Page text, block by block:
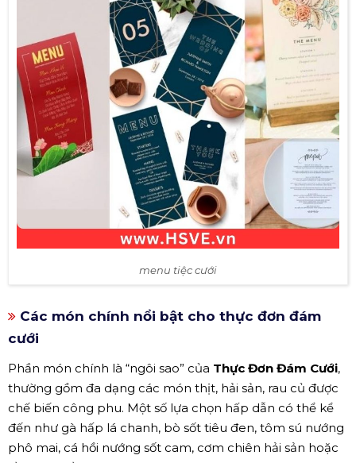
menu tiệc cưới
Các món chính nổi bật cho thực đơn đám
cưới
Phần món chính là “ngôi sao” của Thực Đơn Đám Cưới,
thường gồm đa dạng các món thịt, hải sản, rau củ được
chế biến công phu. Một số lựa chọn hấp dẫn có thể kể
đến như gà hấp lá chanh, bò sốt tiêu đen, tôm sú nướng
phô mai, cá hồi nướng sốt cam, cơm chiên hải sản hoặc